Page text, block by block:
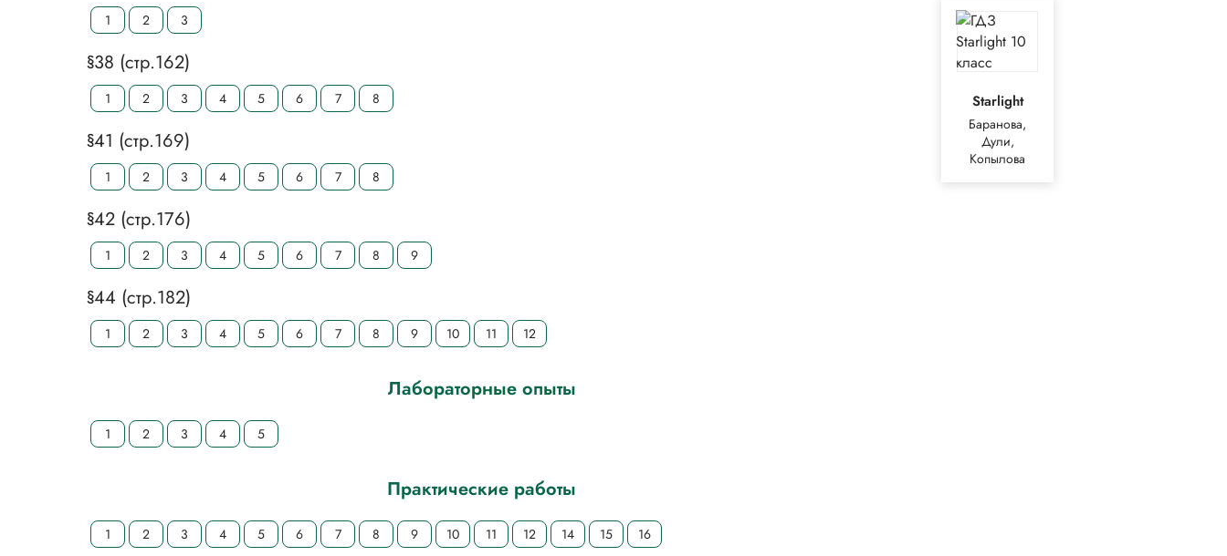
1 2 3
§38 (стр.162)
1 2 3 4 5 6 7 8
§41 (стр.169)
1 2 3 4 5 6 7 8
§42 (стр.176)
1 2 3 4 5 6 7 8 9
§44 (стр.182)
1 2 3 4 5 6 7 8 9 10 11 12
Лабораторные опыты
1 2 3 4 5
Практические работы
1 2 3 4 5 6 7 8 9 10 11 12 14 15 16
Starlight
Баранова,
Дули,
Копылова